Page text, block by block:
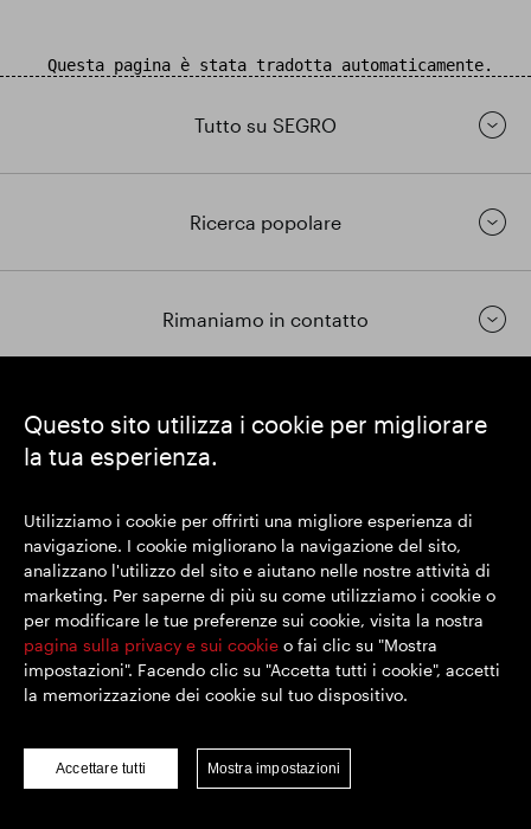
Questo sito utilizza i cookie per migliorare
la tua esperienza.
Utilizziamo i cookie per offrirti una migliore esperienza di
navigazione. I cookie migliorano la navigazione del sito,
analizzano l'utilizzo del sito e aiutano nelle nostre attività di
marketing. Per saperne di più su come utilizziamo i cookie o
per modificare le tue preferenze sui cookie, visita la nostra
pagina sulla privacy e sui cookie o fai clic su "Mostra
impostazioni". Facendo clic su "Accetta tutti i cookie", accetti
la memorizzazione dei cookie sul tuo dispositivo.
Accettare tutti Mostra impostazioni
Questa pagina è stata tradotta automaticamente.
Tutto su SEGRO
Ricerca popolare
Rimaniamo in contatto
https://www.linkedin.com/
https://www.youtube.com/
https://twitter.com/
SEGRO plc
Numero di registrazione nel Regno Unito 167591
Luogo di registrazione: Inghilterra e Galles
© SEGRO 2022
Disclaimer
Politica sui cookie